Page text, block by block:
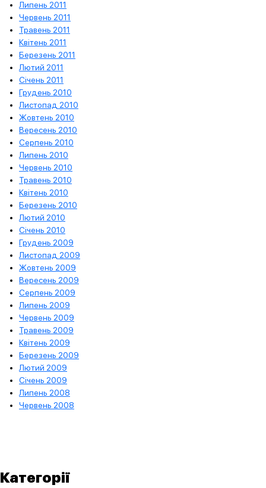
Липень 2011
Червень 2011
Травень 2011
Квітень 2011
Березень 2011
Лютий 2011
Січень 2011
Грудень 2010
Листопад 2010
Жовтень 2010
Вересень 2010
Серпень 2010
Липень 2010
Червень 2010
Травень 2010
Квітень 2010
Березень 2010
Лютий 2010
Січень 2010
Грудень 2009
Листопад 2009
Жовтень 2009
Вересень 2009
Серпень 2009
Липень 2009
Червень 2009
Травень 2009
Квітень 2009
Березень 2009
Лютий 2009
Січень 2009
Липень 2008
Червень 2008
Категорії